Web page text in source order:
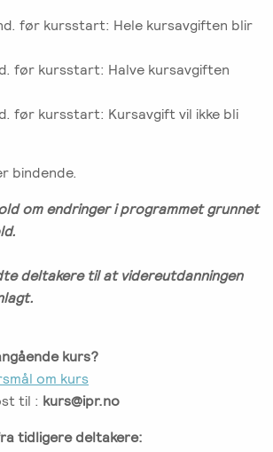
før kursstart: Hele kursavgiften blir
før kursstart: Halve kursavgiften
før kursstart: Kursavgift vil ikke bli
bindende.
om endringer i programmet grunnet
deltakere til at videreutdanningen
kurs?
om kurs
til : kurs@ipr.no
tidligere deltakere: